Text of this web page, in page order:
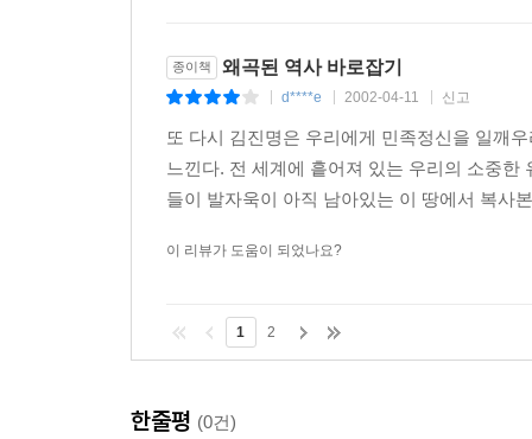
종이책 왜곡된 역사 바로잡기
d****e 2002-04-11 신고
또 다시 김진명은 우리에게 민족정신을 일깨
느낀다. 전 세계에 흩어져 있는 우리의 소중
들이 발자욱이 아직 남아있는 이 땅에서 복사
이 리뷰가 도움이 되었나요?
1 2
한줄평 (0건)